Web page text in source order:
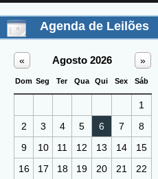
Agenda de Leilões
« Agosto 2026 »
Dom Seg Ter Qua Qui Sex Sáb
1
2
3 4 5 6 7
8
9
10 11 12 13 14
15
16
17 18 19 20 21
22